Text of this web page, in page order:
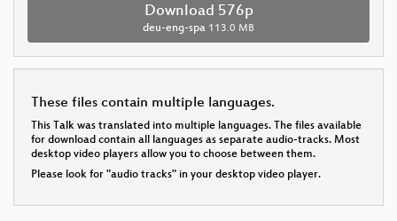
Download 576p
deu-eng-spa 113.0 MB
These files contain multiple languages.
This Talk was translated into multiple languages. The files available
for download contain all languages as separate audio-tracks. Most
desktop video players allow you to choose between them.
Please look for "audio tracks" in your desktop video player.